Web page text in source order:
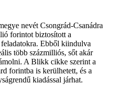
nevét Csongrád-Csanádra
forintot biztosított a
Ebből kiindulva
több százmilliós, sőt akár
A Blikk cikke szerint a
forintba is kerülhetett, és a
kiadással járhat.